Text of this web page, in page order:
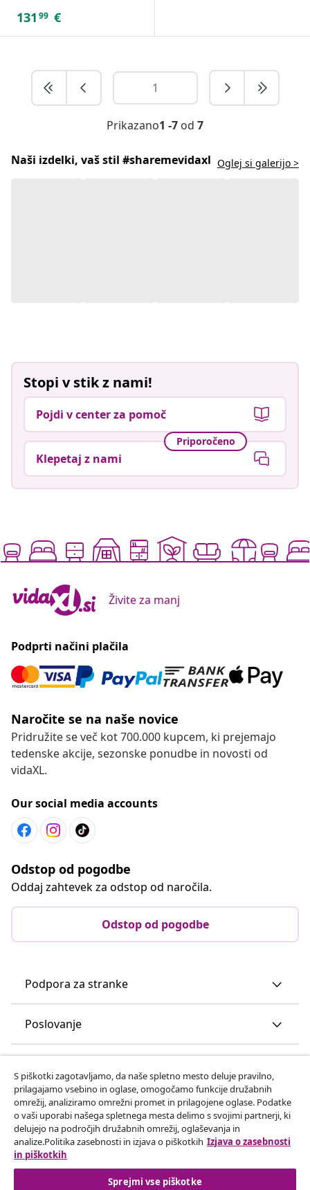
131 99 €
Prikazano1 -7 od 7
Naši izdelki, vaš stil #sharemevidaxl Oglej si galerijo >
Stopi v stik z nami!
Pojdi v center za pomoč
Priporočeno
Klepetaj z nami
Živite za manj
Podprti načini plačila
Naročite se na naše novice
Pridružite se več kot 700.000 kupcem, ki prejemajo
tedenske akcije, sezonske ponudbe in novosti od
vidaXL.
Our social media accounts
Odstop od pogodbe
Oddaj zahtevek za odstop od naročila.
Odstop od pogodbe
Podpora za stranke
Poslovanje
Odkrijte več
S piškotki zagotavljamo, da naše spletno mesto deluje pravilno,
prilagajamo vsebino in oglase, omogočamo funkcije družabnih
omrežij, analiziramo omrežni promet in prilagojene oglase. Podatke
o vaši uporabi našega spletnega mesta delimo s svojimi partnerji, ki
delujejo na področjih družabnih omrežij, oglaševanja in
analize.Politika zasebnosti in izjava o piškotkih Izjava o zasebnosti
in piškotkih
Sprejmi vse piškotke